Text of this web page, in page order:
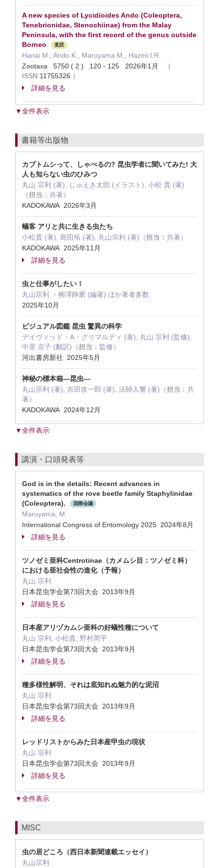
A new species of Lycidioides Ando (Coleoptera,
Tenebrionidae, Stenochiinae) from the Malay
Peninsula, with the first record of the genus outside
Borneo
査読
Hanai M., Ando K., Maruyama M., Hazmi I.R.
Zootaxa 5750 ( 2 ) 120 - 125 2026年1月
（
ISSN:11755326 ）
詳細を見る
▼全件表示
書籍等出版物
カブトムシって、しゃべるの? 昆虫学者に聞いてみた! 大
人も知らない虫のひみつ
丸山 宗利 (著), じゅえき太郎 (イラスト), 小松 貴 (著)
（担当： 共著）
KADOKAWA 2026年3月
蟻客 アリと共に生きる虫たち
小松貴 (著), 島田拓 (著), 丸山宗利 (著)（担当： 共著）
KADOKAWA 2025年11月
詳細を見る
虫と仕事がしたい！
丸山宗利 ・柳澤静磨 (編著) ほか著者多数
2025年10月
ビジュアル図鑑 昆虫 驚異の科学
デイヴィッド・A・グリマルディ (著), 丸山 宗利 (監修),
中里 京子 (翻訳)（担当： 監修）
河出書房新社 2025年5月
神秘の標本箱―昆虫―
丸山宗利 (著), 吉田攻一郎 (著), 法師人響 (著)（担当： 共
著）
KADOKAWA 2024年12月
▼全件表示
講演・口頭発表等
God is in the details: Recent advances in
systematics of the rove beetle family Staphylinidae
(Coleoptera).
国際会議
Maruyama, M.
International Congress of Entomology 2025 2024年8月
詳細を見る
ツノゼミ亜科Centrotinae（カメムシ目：ツノゼミ科）
における亜社会性の進化（予報）
丸山 宗利
日本昆虫学会第73回大会 2013年9月
詳細を見る
日本産アリヅカムシ亜科の好蟻性種について
丸山 宗利, 小松貴, 野村周平
日本昆虫学会第73回大会 2013年9月
詳細を見る
種多様性解明、それは底知れぬ魅力的な泥沼
丸山 宗利
日本昆虫学会第73回大会 2013年9月
詳細を見る
レッドリストからみた日本産甲虫の現状
丸山 宗利
日本昆虫学会第73回大会 2013年9月
詳細を見る
▼全件表示
MISC
虫の居どころ（西日本新聞連載エッセイ）
丸山宗利